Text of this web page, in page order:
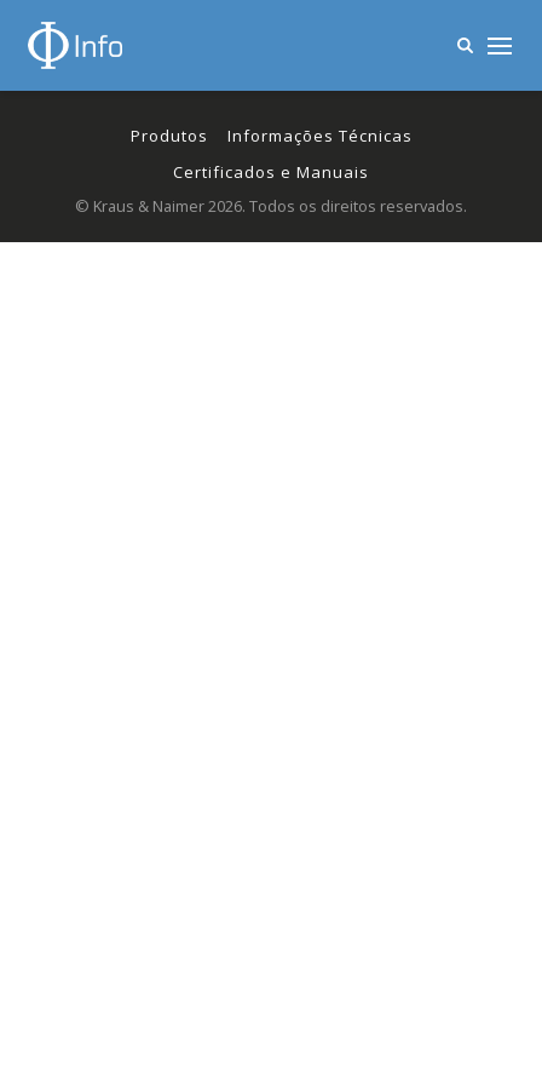
Produtos
Informações Técnicas
Certificados e Manuais
© Kraus & Naimer 2026. Todos os direitos reservados.